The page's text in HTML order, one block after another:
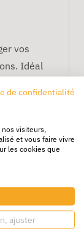
vos
Idéal
rapide
de confidentialité
visiteurs,
et vous faire vivre
les cookies que
ajuster